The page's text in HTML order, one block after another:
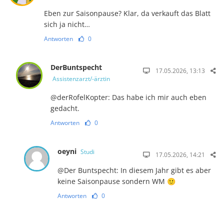
Eben zur Saisonpause? Klar, da verkauft das Blatt
sich ja nicht…
Antworten 0
DerBuntspecht
Assistenzarzt/-ärztin
17.05.2026, 13:13
@derRofelKopter: Das habe ich mir auch eben
gedacht.
Antworten 0
oeyni Studi 17.05.2026, 14:21
@Der Buntspecht: In diesem Jahr gibt es aber
keine Saisonpause sondern WM 🙂
Antworten 0